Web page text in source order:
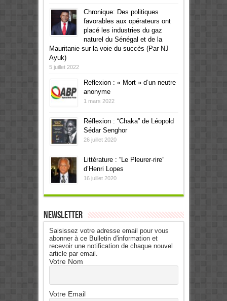
Chronique: Des politiques
favorables aux opérateurs ont
placé les industries du gaz
naturel du Sénégal et de la
Mauritanie sur la voie du succès (Par NJ
Ayuk)
5 juillet 2022
Reflexion : « Mort » d’un neutre
anonyme
1 mars 2022
Réflexion : “Chaka” de Léopold
Sédar Senghor
26 juillet 2020
Littérature : “Le Pleurer-rire”
d’Henri Lopes
16 juillet 2020
Newsletter
Saisissez votre adresse email pour vous
abonner à ce Bulletin d'information et
recevoir une notification de chaque nouvel
article par email.
Votre Nom
Votre Email